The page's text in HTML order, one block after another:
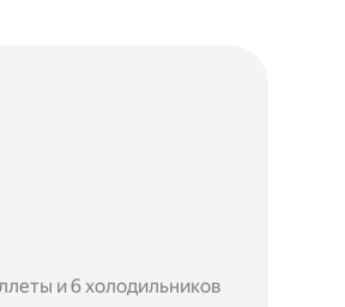
и 6 холодильников